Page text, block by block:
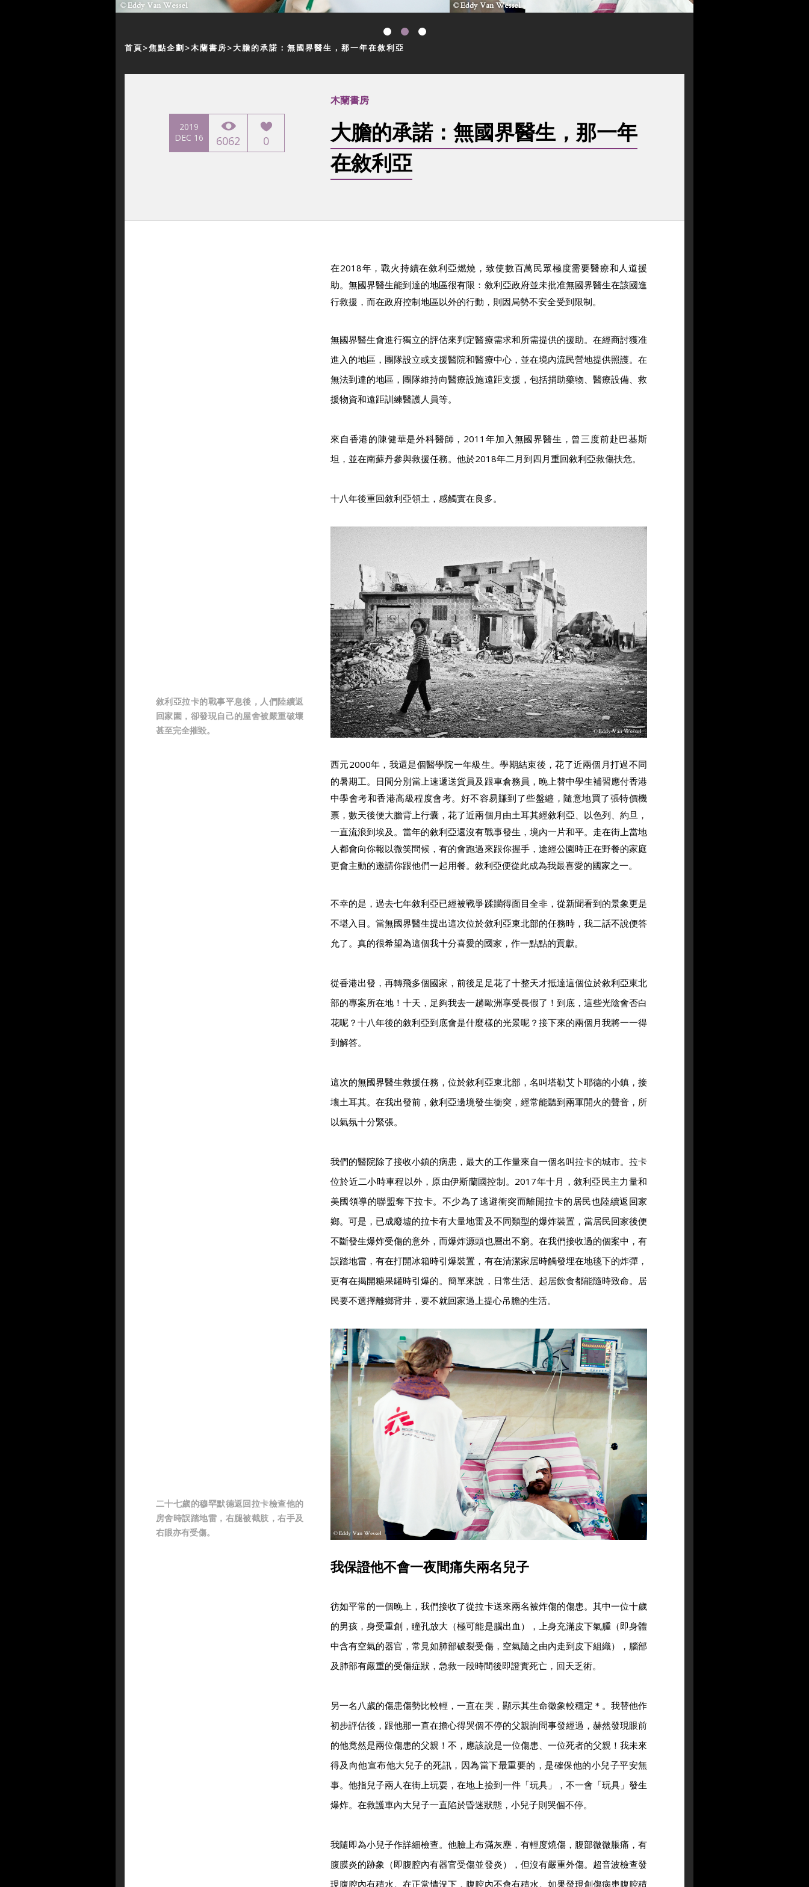
首頁 焦點企劃 木蘭書房 大膽的承諾：無國界醫生，那一年在敘利亞
2019
DEC 16
6062 0
木蘭書房
大膽的承諾：無國界醫生，那一年
在敘利亞
在2018年，戰火持續在敘利亞燃燒，致使數百萬民眾極度需要醫療和人道援
助。無國界醫生能到達的地區很有限：敘利亞政府並未批准無國界醫生在該國進
行救援，而在政府控制地區以外的行動，則因局勢不安全受到限制。
無國界醫生會進行獨立的評估來判定醫療需求和所需提供的援助。在經商討獲准
進入的地區，團隊設立或支援醫院和醫療中心，並在境內流民營地提供照護。在
無法到達的地區，團隊維持向醫療設施遠距支援，包括捐助藥物、醫療設備、救
援物資和遠距訓練醫護人員等。
來自香港的陳健華是外科醫師，2011年加入無國界醫生，曾三度前赴巴基斯
坦，並在南蘇丹參與救援任務。他於2018年二月到四月重回敘利亞救傷扶危。
十八年後重回敘利亞領土，感觸實在良多。
敘利亞拉卡的戰事平息後，人們陸續返
回家園，卻發現自己的屋舍被嚴重破壞
甚至完全摧毀。
西元2000年，我還是個醫學院一年級生。學期結束後，花了近兩個月打過不同
的暑期工。日間分別當上速遞送貨員及跟車倉務員，晚上替中學生補習應付香港
中學會考和香港高級程度會考。好不容易賺到了些盤纏，隨意地買了張特價機
票，數天後便大膽背上行囊，花了近兩個月由土耳其經敘利亞、以色列、約旦，
一直流浪到埃及。當年的敘利亞還沒有戰事發生，境內一片和平。走在街上當地
人都會向你報以微笑問候，有的會跑過來跟你握手，途經公園時正在野餐的家庭
更會主動的邀請你跟他們一起用餐。敘利亞便從此成為我最喜愛的國家之一。
不幸的是，過去七年敘利亞已經被戰爭蹂躪得面目全非，從新聞看到的景象更是
不堪入目。當無國界醫生提出這次位於敘利亞東北部的任務時，我二話不說便答
允了。真的很希望為這個我十分喜愛的國家，作一點點的貢獻。
從香港出發，再轉飛多個國家，前後足足花了十整天才抵達這個位於敘利亞東北
部的專案所在地！十天，足夠我去一趟歐洲享受長假了！到底，這些光陰會否白
花呢？十八年後的敘利亞到底會是什麼樣的光景呢？接下來的兩個月我將一一得
到解答。
這次的無國界醫生救援任務，位於敘利亞東北部，名叫塔勒艾卜耶德的小鎮，接
壤土耳其。在我出發前，敘利亞邊境發生衝突，經常能聽到兩軍開火的聲音，所
以氣氛十分緊張。
我們的醫院除了接收小鎮的病患，最大的工作量來自一個名叫拉卡的城市。拉卡
位於近二小時車程以外，原由伊斯蘭國控制。2017年十月，敘利亞民主力量和
美國領導的聯盟奪下拉卡。不少為了逃避衝突而離開拉卡的居民也陸續返回家
鄉。可是，已成廢墟的拉卡有大量地雷及不同類型的爆炸裝置，當居民回家後便
不斷發生爆炸受傷的意外，而爆炸源頭也層出不窮。在我們接收過的個案中，有
誤踏地雷，有在打開冰箱時引爆裝置，有在清潔家居時觸發埋在地毯下的炸彈，
更有在揭開糖果罐時引爆的。簡單來說，日常生活、起居飲食都能隨時致命。居
民要不選擇離鄉背井，要不就回家過上提心吊膽的生活。
二十七歲的穆罕默德返回拉卡檢查他的
房舍時誤踏地雷，右腿被截肢，右手及
右眼亦有受傷。
我保證他不會一夜間痛失兩名兒子
彷如平常的一個晚上，我們接收了從拉卡送來兩名被炸傷的傷患。其中一位十歲
的男孩，身受重創，瞳孔放大（極可能是腦出血），上身充滿皮下氣腫（即身體
中含有空氣的器官，常見如肺部破裂受傷，空氣隨之由內走到皮下組織），腦部
及肺部有嚴重的受傷症狀，急救一段時間後即證實死亡，回天乏術。
另一名八歲的傷患傷勢比較輕，一直在哭，顯示其生命徵象較穩定＊。我替他作
初步評估後，跟他那一直在擔心得哭個不停的父親詢問事發經過，赫然發現眼前
的他竟然是兩位傷患的父親！不，應該說是一位傷患、一位死者的父親！我未來
得及向他宣布他大兒子的死訊，因為當下最重要的，是確保他的小兒子平安無
事。他指兒子兩人在街上玩耍，在地上撿到一件「玩具」，不一會「玩具」發生
爆炸。在救護車內大兒子一直陷於昏迷狀態，小兒子則哭個不停。
我隨即為小兒子作詳細檢查。他臉上布滿灰塵，有輕度燒傷，腹部微微脹痛，有
腹膜炎的跡象（即腹腔內有器官受傷並發炎），但沒有嚴重外傷。超音波檢查發
現腹腔內有積水。在正常情況下，腹腔內不會有積水。如果發現創傷病患腹腔積